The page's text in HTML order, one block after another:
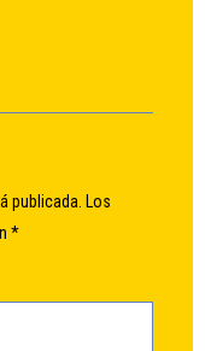
publicada. Los
*